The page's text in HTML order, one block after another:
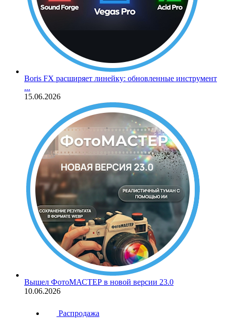
Boris FX расширяет линейку: обновленные инструмент
...
15.06.2026
Вышел ФотоМАСТЕР в новой версии 23.0
10.06.2026
Распродажа